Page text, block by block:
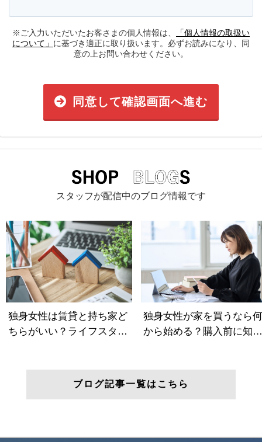
※ご入力いただいたお客さまの個人情報は、
「個人情報の取扱い
について」 に基づき適正に取り扱います。必ずお読みになり、同
意の上お問い合わせください。
同意して確認画面へ進む
スタッフが配信中のブログ情報です
ブログ記事一覧はこちら